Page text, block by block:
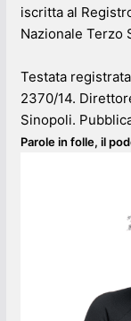
iscritta al
Nazionale Terzo
Testata
2370/14.
Sinopoli.
Parole in folle, il